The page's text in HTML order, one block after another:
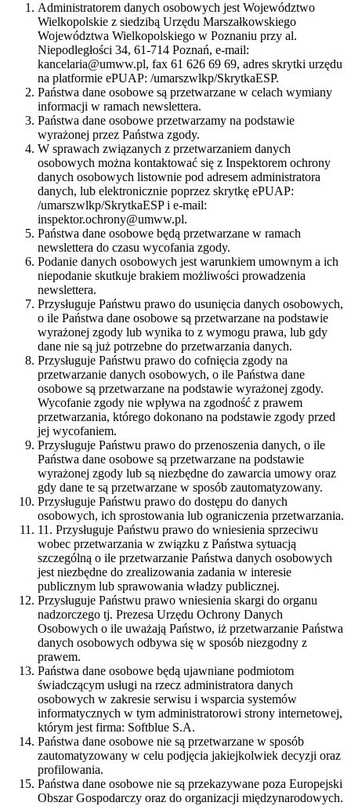
Administratorem danych osobowych jest Województwo
Wielkopolskie z siedzibą Urzędu Marszałkowskiego
Województwa Wielkopolskiego w Poznaniu przy al.
Niepodległości 34, 61-714 Poznań, e-mail:
kancelaria@umww.pl, fax 61 626 69 69, adres skrytki urzędu
na platformie ePUAP: /umarszwlkp/SkrytkaESP.
Państwa dane osobowe są przetwarzane w celach wymiany
informacji w ramach newslettera.
Państwa dane osobowe przetwarzamy na podstawie
wyrażonej przez Państwa zgody.
W sprawach związanych z przetwarzaniem danych
osobowych można kontaktować się z Inspektorem ochrony
danych osobowych listownie pod adresem administratora
danych, lub elektronicznie poprzez skrytkę ePUAP:
/umarszwlkp/SkrytkaESP i e-mail:
inspektor.ochrony@umww.pl.
Państwa dane osobowe będą przetwarzane w ramach
newslettera do czasu wycofania zgody.
Podanie danych osobowych jest warunkiem umownym a ich
niepodanie skutkuje brakiem możliwości prowadzenia
newslettera.
Przysługuje Państwu prawo do usunięcia danych osobowych,
o ile Państwa dane osobowe są przetwarzane na podstawie
wyrażonej zgody lub wynika to z wymogu prawa, lub gdy
dane nie są już potrzebne do przetwarzania danych.
Przysługuje Państwu prawo do cofnięcia zgody na
przetwarzanie danych osobowych, o ile Państwa dane
osobowe są przetwarzane na podstawie wyrażonej zgody.
Wycofanie zgody nie wpływa na zgodność z prawem
przetwarzania, którego dokonano na podstawie zgody przed
jej wycofaniem.
Przysługuje Państwu prawo do przenoszenia danych, o ile
Państwa dane osobowe są przetwarzane na podstawie
wyrażonej zgody lub są niezbędne do zawarcia umowy oraz
gdy dane te są przetwarzane w sposób zautomatyzowany.
Przysługuje Państwu prawo do dostępu do danych
osobowych, ich sprostowania lub ograniczenia przetwarzania.
11. Przysługuje Państwu prawo do wniesienia sprzeciwu
wobec przetwarzania w związku z Państwa sytuacją
szczególną o ile przetwarzanie Państwa danych osobowych
jest niezbędne do zrealizowania zadania w interesie
publicznym lub sprawowania władzy publicznej.
Przysługuje Państwu prawo wniesienia skargi do organu
nadzorczego tj. Prezesa Urzędu Ochrony Danych
Osobowych o ile uważają Państwo, iż przetwarzanie Państwa
danych osobowych odbywa się w sposób niezgodny z
prawem.
Państwa dane osobowe będą ujawniane podmiotom
świadczącym usługi na rzecz administratora danych
osobowych w zakresie serwisu i wsparcia systemów
informatycznych w tym administratorowi strony internetowej,
którym jest firma: Softblue S.A.
Państwa dane osobowe nie są przetwarzane w sposób
zautomatyzowany w celu podjęcia jakiejkolwiek decyzji oraz
profilowania.
Państwa dane osobowe nie są przekazywane poza Europejski
Obszar Gospodarczy oraz do organizacji międzynarodowych.